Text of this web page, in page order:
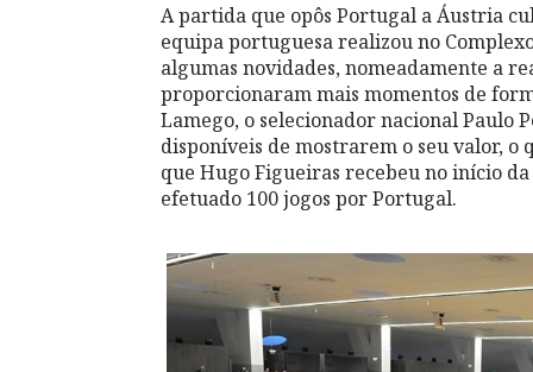
A partida que opôs Portugal a Áustria
equipa portuguesa realizou no
algumas novidades, nomeadamente a
proporcionaram mais momentos de
Lamego, o selecionador nacional Paulo
disponíveis de mostrarem o seu valor,
que Hugo Figueiras recebeu no início
efetuado 100 jogos por Portugal.